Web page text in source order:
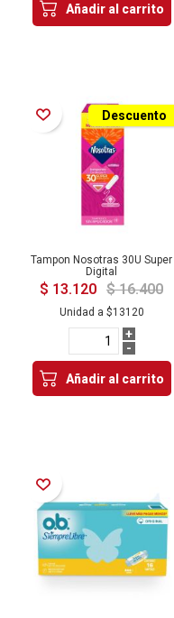
Añadir al carrito
Añadir a la Lista de Deseos
Tampon Nosotras 30U Super
Digital
$ 13.120
Descuento
$ 16.400
Unidad a $13120
+
-
Añadir al carrito
Añadir a la Lista de Deseos